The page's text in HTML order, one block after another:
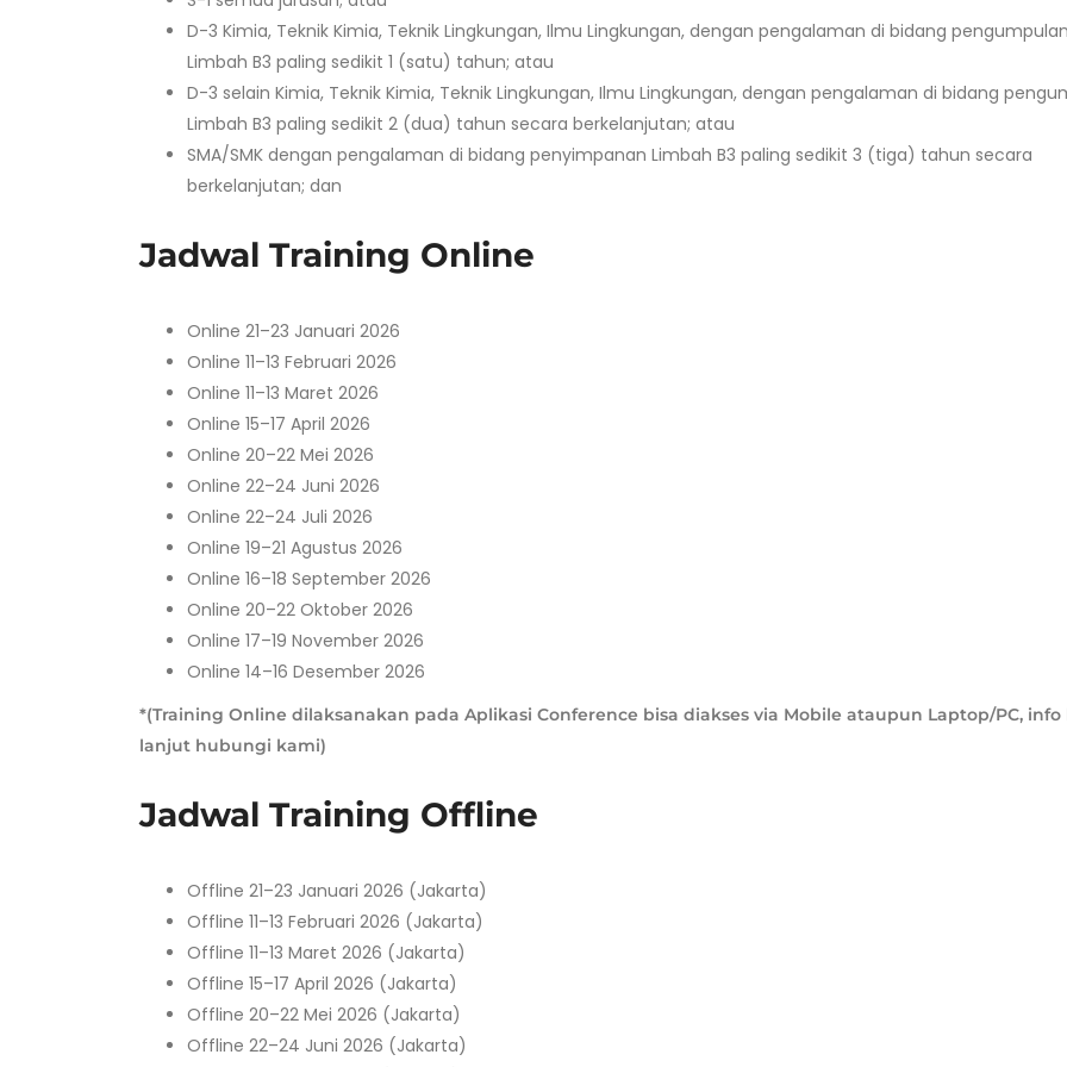
D-3 Kimia, Teknik Kimia, Teknik Lingkungan, Ilmu Lingkungan, dengan pengalaman di bidang pengumpulan
Limbah B3 paling sedikit 1 (satu) tahun; atau
D-3 selain Kimia, Teknik Kimia, Teknik Lingkungan, Ilmu Lingkungan, dengan pengalaman di bidang
Limbah B3 paling sedikit 2 (dua) tahun secara berkelanjutan; atau
SMA/SMK dengan pengalaman di bidang penyimpanan Limbah B3 paling sedikit 3 (tiga) tahun secara
berkelanjutan; dan
Jadwal Training Online
Online 21–23 Januari 2026
Online 11–13 Februari 2026
Online 11–13 Maret 2026
Online 15–17 April 2026
Online 20–22 Mei 2026
Online 22–24 Juni 2026
Online 22–24 Juli 2026
Online 19–21 Agustus 2026
Online 16–18 September 2026
Online 20–22 Oktober 2026
Online 17–19 November 2026
Online 14–16 Desember 2026
*(Training Online dilaksanakan pada Aplikasi Conference bisa diakses via Mobile ataupun Laptop/PC, info
lanjut hubungi kami)
Jadwal Training Offline
Offline 21–23 Januari 2026 (Jakarta)
Offline 11–13 Februari 2026 (Jakarta)
Offline 11–13 Maret 2026 (Jakarta)
Offline 15–17 April 2026 (Jakarta)
Offline 20–22 Mei 2026 (Jakarta)
Offline 22–24 Juni 2026 (Jakarta)